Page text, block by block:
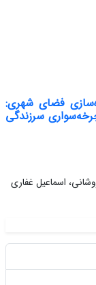
فضای شهری:
سرزندگی
اسماعیل غفاری